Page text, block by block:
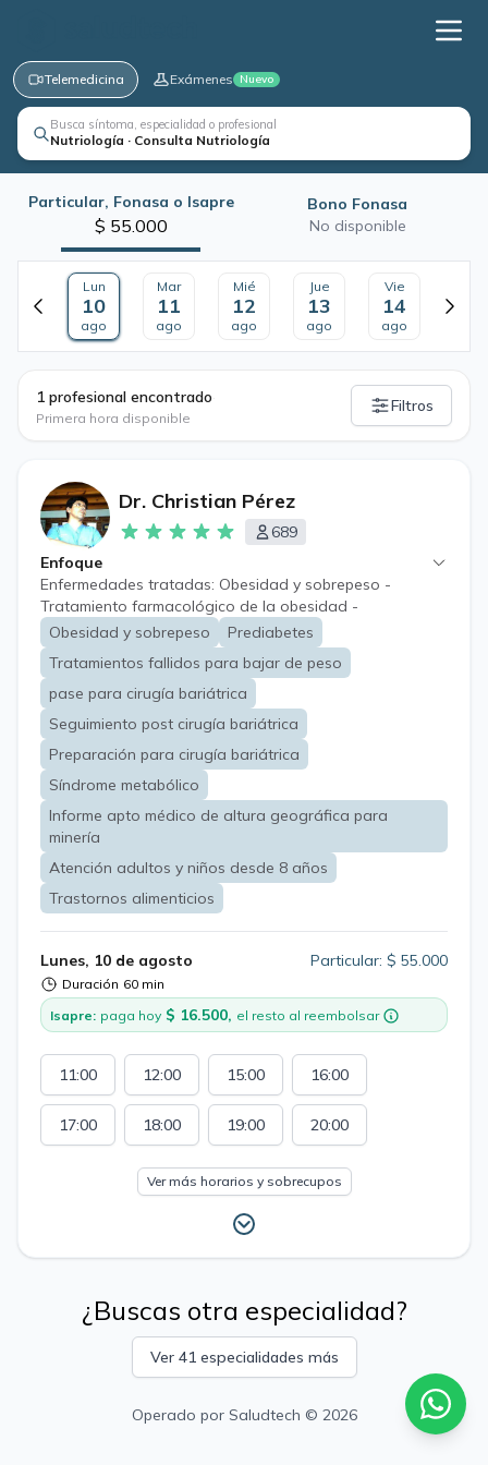
Telemedicina Exámenes Nuevo
Busca síntoma, especialidad o profesional
Nutriología · Consulta Nutriología
Particular, Fonasa o Isapre
$ 55.000
Bono Fonasa
No disponible
Lun
10
ago
Mar
11
ago
Mié
12
ago
Jue
13
ago
Vie
14
ago
1 profesional encontrado
Primera hora disponible
Filtros
Dr. Christian Pérez
689
Enfoque
Enfermedades tratadas: Obesidad y sobrepeso -
Tratamiento farmacológico de la obesidad -
Tratamiento de la obesidad adultos - Dislipidemias -
Hígado graso no alcohólico - Obesidad y prediabetes -
Resistencia a la insulina - Obesidad en el embarazo -
Obesidad en el síndrome de ovario poliquístico -
Complicaciones de la obesidad en varones - Obesidad
en la tercera edad - Obesidad y síndrome metabólico -
Preparación para la cirugía bariátrica - Asesoramiento
previo a una cirugía bariátrica - Asesoramiento posterior
a una cirugía bariátrica - Tratamiento del aumento de
peso posterior a cirugía bariátrica - Evaluación del
tratamiento fracasado para la obesidad.
Obesidad y sobrepeso
Prediabetes
Tratamientos fallidos para bajar de peso
pase para cirugía bariátrica
Seguimiento post cirugía bariátrica
Preparación para cirugía bariátrica
Síndrome metabólico
Informe apto médico de altura geográfica para
minería
Atención adultos y niños desde 8 años
Trastornos alimenticios
Lunes, 10 de agosto
Duración 60 min
Particular: $ 55.000
Isapre: paga hoy $ 16.500, el resto al reembolsar
11:00 12:00 15:00 16:00
17:00 18:00 19:00 20:00
Ver más horarios y sobrecupos
¿Buscas otra especialidad?
Ver 41 especialidades más
Operado por Saludtech © 2026